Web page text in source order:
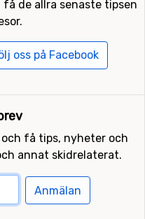
få de allra senaste tipsen
oss på Facebook
få tips, nyheter och
annat skidrelaterat.
Anmälan